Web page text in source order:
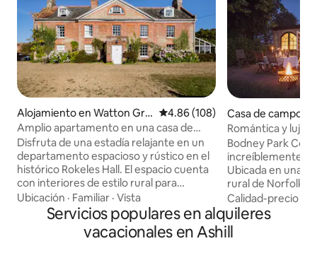
Alojamiento en Watton Gre
en
Calificación promedio: 4.86 de
4.86 (108)
Amplio apartamento en una casa de
campo ideal para familias
Disfruta de una estadía relajante en un
departamento espacioso y rústico en el
histórico Rokeles Hall. El espacio cuenta
con interiores de estilo rural para
huéspedes que aprecian la comodidad y
la historia. El departamento tiene
estacionamiento (para 2 autos o más),
una entrada privada y tiene capacidad
Ubicación · Familiar · Vista
Casa de campo
Romántica y
parque privado
Bodney Park
increíblemente
Ubicada en una
rural de Norfolk,
sido
más altos
por suelo
calidad en todas partes. Con
Calidad-precio
Servicios populares en alquileres
vacacionales en Ashill